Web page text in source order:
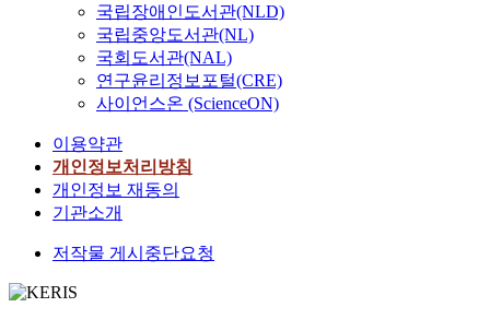
국립장애인도서관(NLD)
국립중앙도서관(NL)
국회도서관(NAL)
연구윤리정보포털(CRE)
사이언스온 (ScienceON)
이용약관
개인정보처리방침
개인정보 재동의
기관소개
저작물 게시중단요청